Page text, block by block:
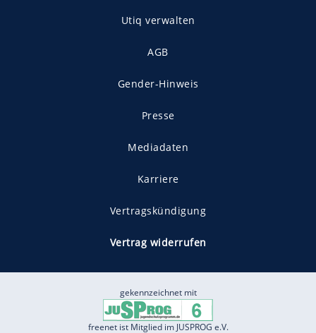
Utiq verwalten
AGB
Gender-Hinweis
Presse
Mediadaten
Karriere
Vertragskündigung
Vertrag widerrufen
gekennzeichnet mit
freenet ist Mitglied im JUSPROG e.V.